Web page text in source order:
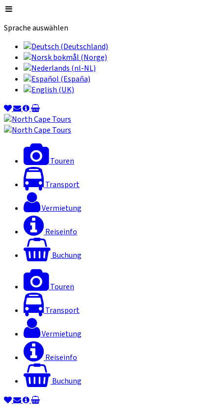
Sprache auswählen
Touren
Transport
Vermietung
Reiseinfo
Buchung
Touren
Transport
Vermietung
Reiseinfo
Buchung